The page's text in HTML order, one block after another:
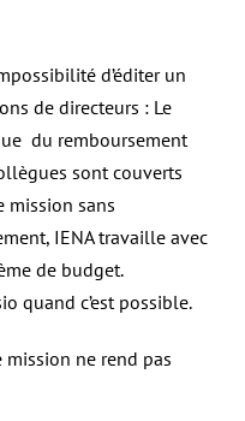
d’éditer un
de directeurs : Le
du remboursement
sont couverts
mission sans
IENA travaille avec
de budget.
quand c’est possible.
mission ne rend pas